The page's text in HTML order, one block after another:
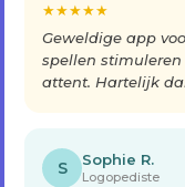
★★★★★
Geweldige app
spellen
attent. Hartelijk
S Sophie R.
Logopediste